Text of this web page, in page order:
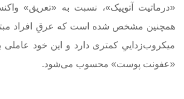
«درماتیت آتوپیک»، نسبت به «تعریق»
همچنین مشخص شده است که عرقِ افراد
میکروب‌زداییِ کمتری دارد و این خود عاملی
«عفونت پوست» محسوب می‌شود.